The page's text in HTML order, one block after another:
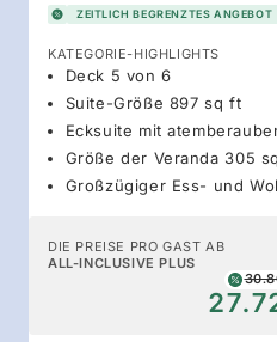
ZEITLICH BEGRENZTES ANGEBOT
KATEGORIE-HIGHLIGHTS
Deck 5 von 6
Suite-Größe 897 sq ft
Ecksuite mit
Größe der Veranda 305
Großzügiger Ess- und
DIE PREISE PRO GAST AB
ALL-INCLUSIVE PLUS